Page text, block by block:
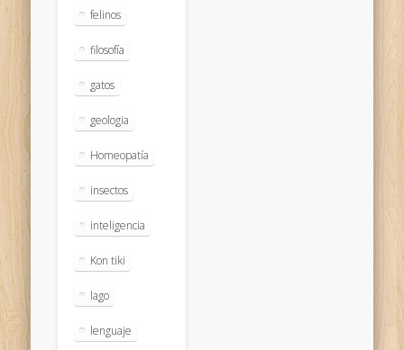
felinos
filosofía
gatos
geologia
Homeopatía
insectos
inteligencia
Kon tiki
lago
lenguaje